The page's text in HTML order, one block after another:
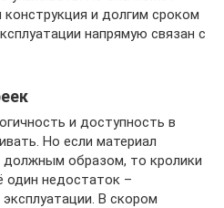
конструкция и долгим сроком
напрямую связан с
и доступность в
Но если материал
должным образом, то кролики
один недостаток –
В скором